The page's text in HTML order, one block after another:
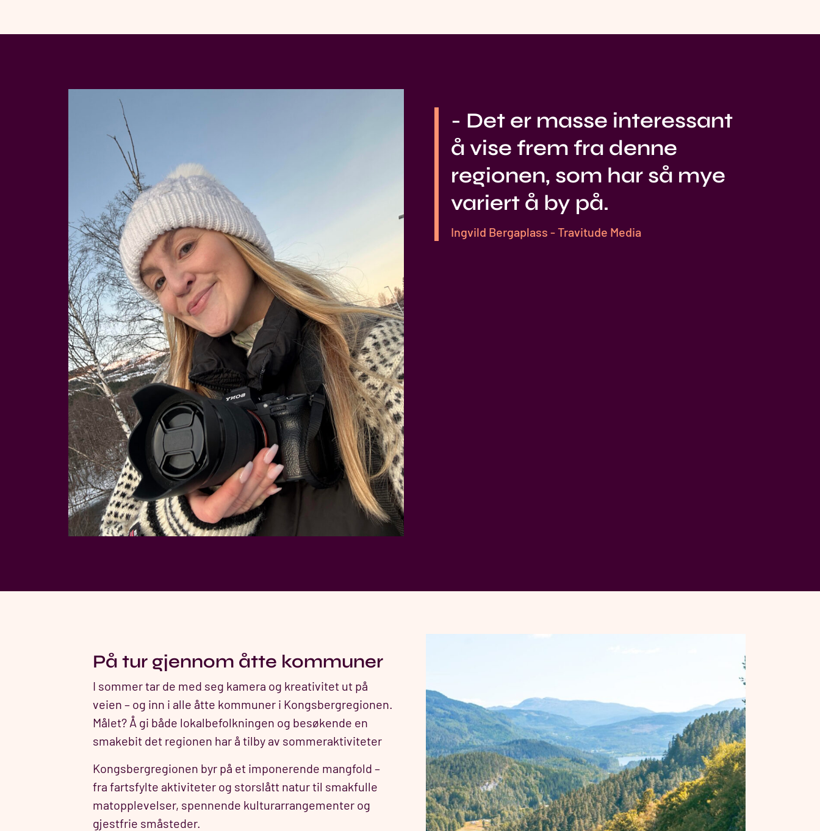
- Det er masse interessant
å vise frem fra denne
regionen, som har så mye
variert å by på.
Ingvild Bergaplass - Travitude Media
På tur gjennom åtte kommuner
I sommer tar de med seg kamera og kreativitet ut på
veien – og inn i alle åtte kommuner i Kongsbergregionen.
Målet? Å gi både lokalbefolkningen og besøkende en
smakebit det regionen har å tilby av sommeraktiviteter
Kongsbergregionen byr på et imponerende mangfold –
fra fartsfylte aktiviteter og storslått natur til smakfulle
matopplevelser, spennende kulturarrangementer og
gjestfrie småsteder.